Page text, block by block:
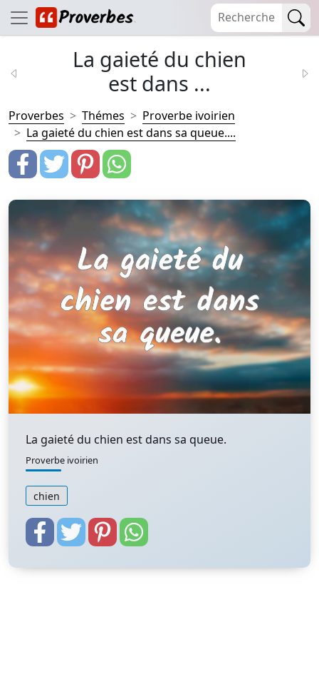
La gaieté du chien
est dans ...
Proverbes Thémes
Proverbe ivoirien
La gaieté du chien est dans sa queue....
La gaieté du chien est dans sa queue.
Proverbe ivoirien
chien